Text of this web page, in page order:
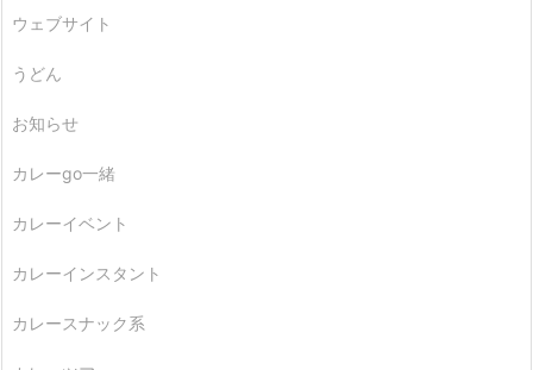
ウェブサイト
うどん
お知らせ
カレーgo一緒
カレーイベント
カレーインスタント
カレースナック系